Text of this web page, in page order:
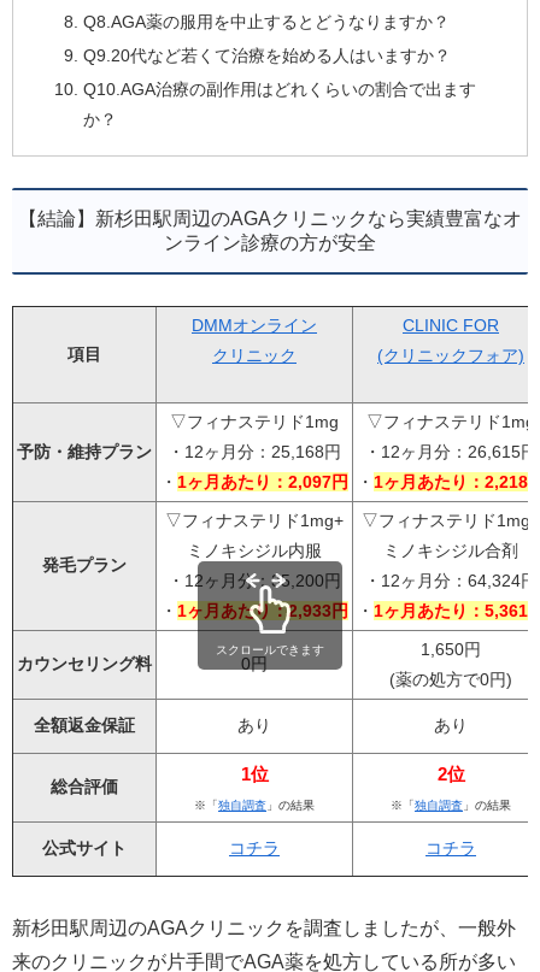
Q8.AGA薬の服用を中止するとどうなりますか？
Q9.20代など若くて治療を始める人はいますか？
Q10.AGA治療の副作用はどれくらいの割合で出ます
か？
【結論】新杉田駅周辺のAGAクリニックなら実績豊富なオ
ンライン診療の方が安全
項目
DMMオンライン
クリニック
CLINIC FOR
(クリニックフォア)
予防・維持プラン
▽フィナステリド1mg
・12ヶ月分：25,168円
・ 1ヶ月あたり：2,097円
▽フィナステリド1mg
・12ヶ月分：26,615円
・ 1ヶ月あたり：2,218
発毛プラン
▽フィナステリド1mg+
ミノキシジル内服
・12ヶ月分：35,200円
・ 1ヶ月あたり：2,933円
▽フィナステリド1mg+
ミノキシジル合剤
・12ヶ月分：64,324円
・ 1ヶ月あたり：5,361
カウンセリング料 0円
1,650円
(薬の処方で0円)
全額返金保証 あり あり
総合評価
1位
※「独自調査 」の結果
2位
※「独自調査 」の結果
公式サイト コチラ コチラ
スクロールできます
新杉田駅周辺のAGAクリニックを調査しましたが、一般外
来のクリニックが片手間でAGA薬を処方している所が多い